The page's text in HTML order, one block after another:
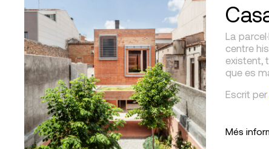
La
centre
existent,
que es
Escrit per
Més